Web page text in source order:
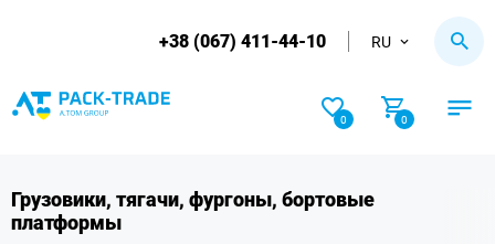
+38 (067) 411-44-10 RU
0 0
Грузовики, тягачи, фургоны, бортовые
платформы